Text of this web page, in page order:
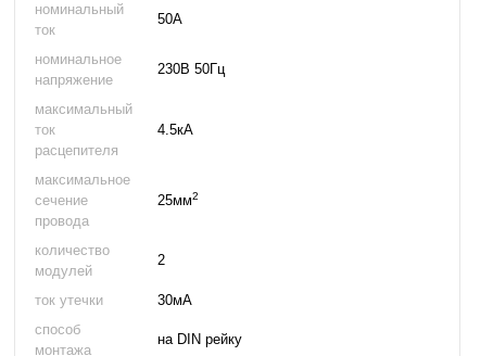
номинальный
ток
50А
номинальное
напряжение
230В 50Гц
максимальный
ток
расцепителя
4.5кА
максимальное
сечение
провода
25мм2
количество
модулей
2
ток утечки
30мА
способ
монтажа
на DIN рейку